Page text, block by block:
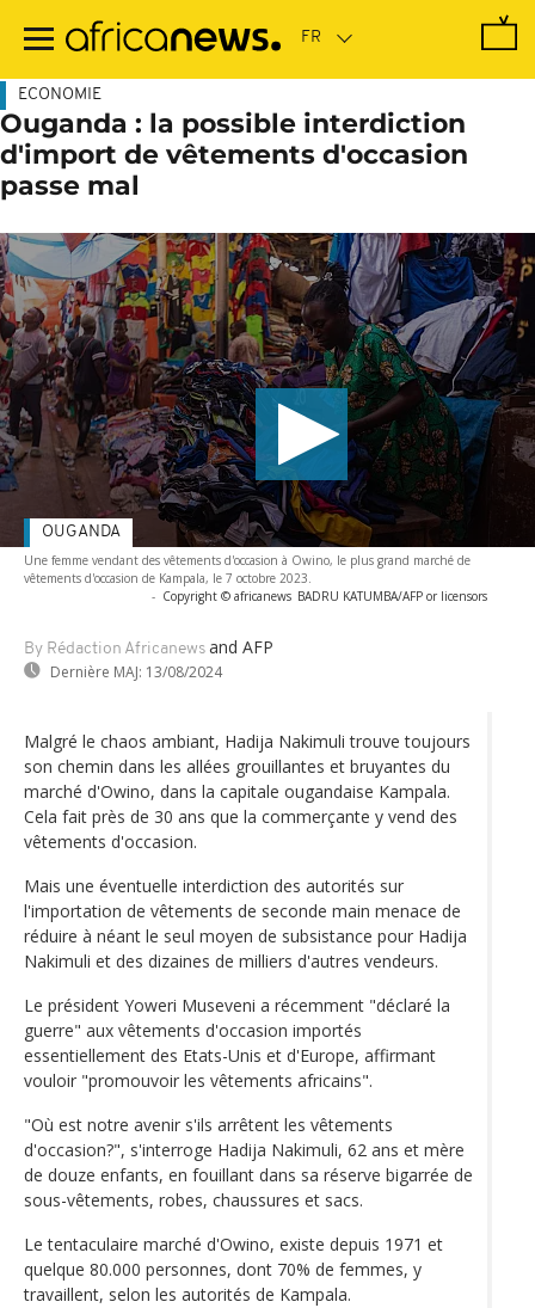
contenu
ECONOMIE
Ouganda : la possible interdiction
d'import de vêtements d'occasion
passe mal
Une femme vendant des vêtements d'occasion à Owino, le plus grand marché de
vêtements d'occasion de Kampala, le 7 octobre 2023.
- Copyright © africanews BADRU KATUMBA/AFP or licensors
By Rédaction Africanews and AFP
Dernière MAJ: 13/08/2024
OUGANDA
Malgré le chaos ambiant, Hadija Nakimuli trouve toujours
son chemin dans les allées grouillantes et bruyantes du
marché d'Owino, dans la capitale ougandaise Kampala.
Cela fait près de 30 ans que la commerçante y vend des
vêtements d'occasion.
Mais une éventuelle interdiction des autorités sur
l'importation de vêtements de seconde main menace de
réduire à néant le seul moyen de subsistance pour Hadija
Nakimuli et des dizaines de milliers d'autres vendeurs.
Le président Yoweri Museveni a récemment "déclaré la
guerre" aux vêtements d'occasion importés
essentiellement des Etats-Unis et d'Europe, affirmant
vouloir "promouvoir les vêtements africains".
"Où est notre avenir s'ils arrêtent les vêtements
d'occasion?", s'interroge Hadija Nakimuli, 62 ans et mère
de douze enfants, en fouillant dans sa réserve bigarrée de
sous-vêtements, robes, chaussures et sacs.
Le tentaculaire marché d'Owino, existe depuis 1971 et
quelque 80.000 personnes, dont 70% de femmes, y
travaillent, selon les autorités de Kampala.